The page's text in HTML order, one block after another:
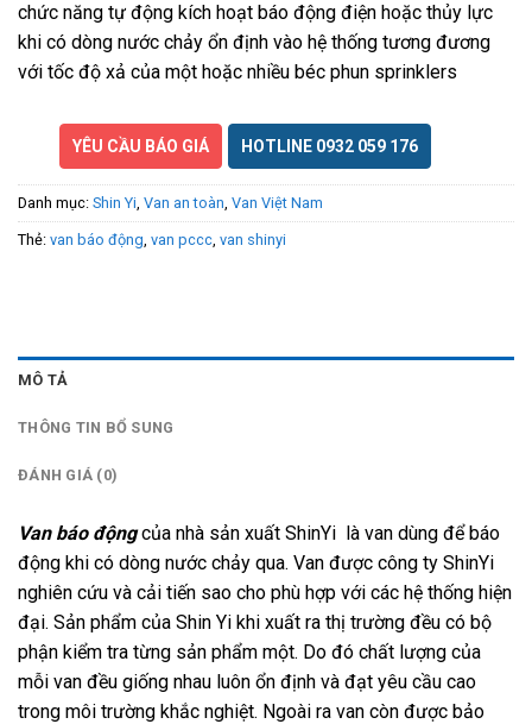
chức năng tự động kích hoạt báo động điện hoặc thủy lực
khi có dòng nước chảy ổn định vào hệ thống tương đương
với tốc độ xả của một hoặc nhiều béc phun sprinklers
YÊU CẦU BÁO GIÁ HOTLINE 0932 059 176
Danh mục: Shin Yi, Van an toàn, Van Việt Nam
Thẻ: van báo động, van pccc, van shinyi
MÔ TẢ
THÔNG TIN BỔ SUNG
ĐÁNH GIÁ (0)
Van báo độngcủa nhà sản xuất ShinYi là van dùng để báo
động khi có dòng nước chảy qua. Van được công ty ShinYi
nghiên cứu và cải tiến sao cho phù hợp với các hệ thống hiện
đại. Sản phẩm của Shin Yi khi xuất ra thị trường đều có bộ
phận kiểm tra từng sản phẩm một. Do đó chất lượng của
mỗi van đều giống nhau luôn ổn định và đạt yêu cầu cao
trong môi trường khắc nghiệt. Ngoài ra van còn được bảo